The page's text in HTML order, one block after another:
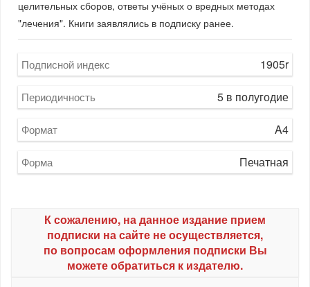
целительных сборов, ответы учёных о вредных методах
"лечения". Книги заявлялись в подписку ранее.
Подписной индекс 1905r
Периодичность 5 в полугодие
Формат A4
Форма Печатная
К сожалению, на данное издание прием
подписки на сайте не осуществляется,
по вопросам оформления подписки Вы
можете обратиться к издателю.